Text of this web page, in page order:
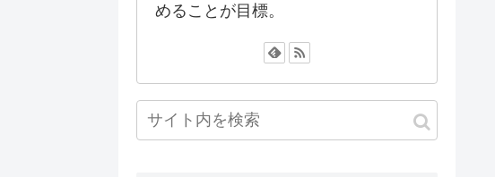
めることが目標。